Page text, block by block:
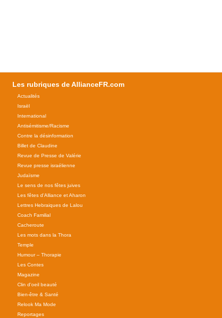
Les rubriques de AllianceFR.com
Actualités
Israël
International
Antisémitisme/Racisme
Contre la désinformation
Billet de Claudine
Revue de Presse de Valérie
Revue presse israélienne
Judaïsme
Le sens de nos fêtes juives
Les fêtes d'Alliance et Aharon
Lettres Hebraiques de Lalou
Coach Familial
Cacheroute
Les mots dans la Thora
Temple
Humour – Thorapie
Les Contes
Magazine
Clin d'oeil beauté
Bien-être & Santé
Relook Ma Mode
Reportages